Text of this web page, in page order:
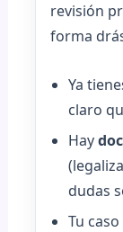
revisión
forma
Ya
claro
Hay
dudas
Tu